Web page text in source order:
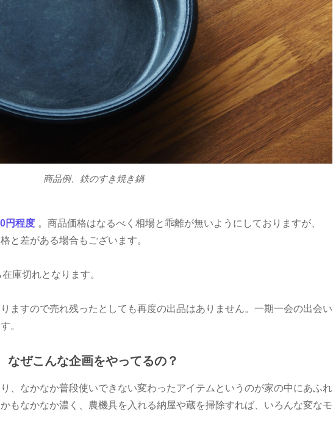
商品例、鉄のすき焼き鍋
円程度 。商品価格はなるべく相場と乖離が無いようにしておりますが、
と差がある場合もございます。
庫切れとなります。
ますので売れ残ったとしても再度の出品はありません。一期一会の出会い
。
なぜこんな企画をやってるの？
、なかなか普段使いできない変わったアイテムというのが家の中にあふれ
もなかなか濃く、農機具を入れる納屋や蔵を掃除すれば、いろんな変なモ